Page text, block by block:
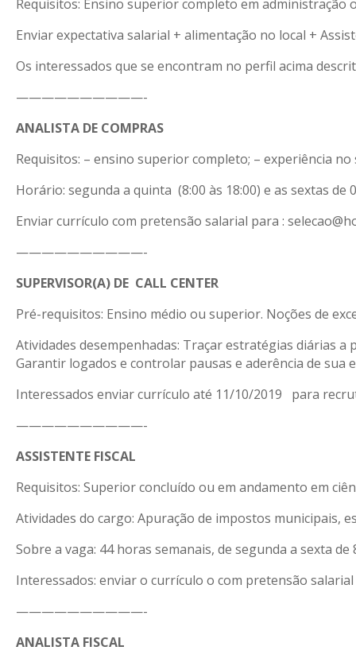
Requisitos: Ensino superior completo em
Enviar expectativa salarial + alimentação no local +
Os interessados que se encontram no perfil acima
——————————-
ANALISTA DE COMPRAS
Requisitos: – ensino superior completo; – experiência
Horário: segunda a quinta (8:00 às 18:00) e as sextas de
Enviar currículo com pretensão salarial para :
——————————-
SUPERVISOR(A) DE CALL CENTER
Pré-requisitos: Ensino médio ou superior. Noções de
Atividades desempenhadas: Traçar estratégias diárias
Garantir logados e controlar pausas e aderência de
Interessados enviar currículo até 11/10/2019 para
——————————-
ASSISTENTE FISCAL
Requisitos: Superior concluído ou em andamento em
Atividades do cargo: Apuração de impostos municipais,
Sobre a vaga: 44 horas semanais, de segunda a sexta
Interessados: enviar o currículo o com pretensão
——————————-
ANALISTA FISCAL